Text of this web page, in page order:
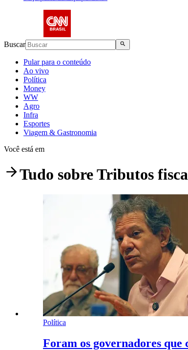
Buscar
Pular para o conteúdo
Ao vivo
Política
Money
WW
Agro
Infra
Esportes
Viagem & Gastronomia
Você está em
Tudo sobreTributos
Política
Foram os governadores